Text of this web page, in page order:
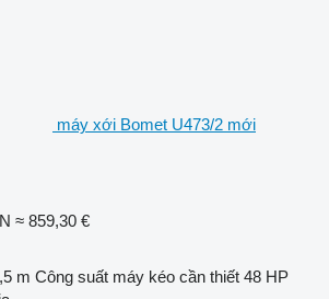
máy xới Bomet U473/2 mới
≈ 859,30 €
m Công suất máy kéo cần thiết 48 HP